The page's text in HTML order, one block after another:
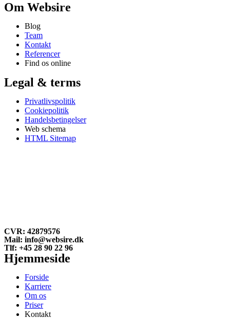
Om Websire
Blog
Team
Kontakt
Referencer
Find os online
Legal & terms
Privatlivspolitik
Cookiepolitik
Handelsbetingelser
Web schema
HTML Sitemap
CVR: 42879576
Mail: info@websire.dk
Tlf: +45 28 90 22 96
Hjemmeside
Forside
Karriere
Om os
Priser
Kontakt